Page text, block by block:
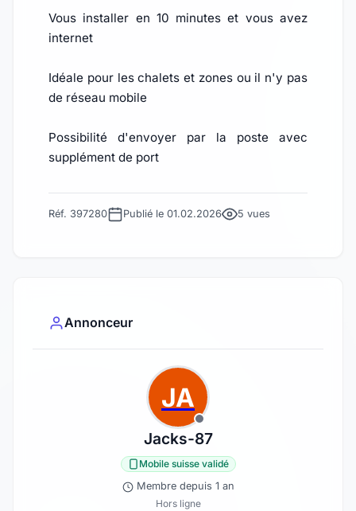
Vous installer en 10 minutes et vous avez
internet
Idéale pour les chalets et zones ou il n'y pas
de réseau mobile
Possibilité d'envoyer par la poste avec
supplément de port
Réf. 397280 Publié le 01.02.2026 5 vues
Annonceur
JA
Jacks-87
Mobile suisse validé
Membre depuis 1 an
Hors ligne